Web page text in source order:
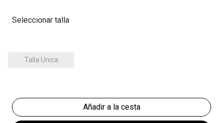
Seleccionar talla
Talla Unica